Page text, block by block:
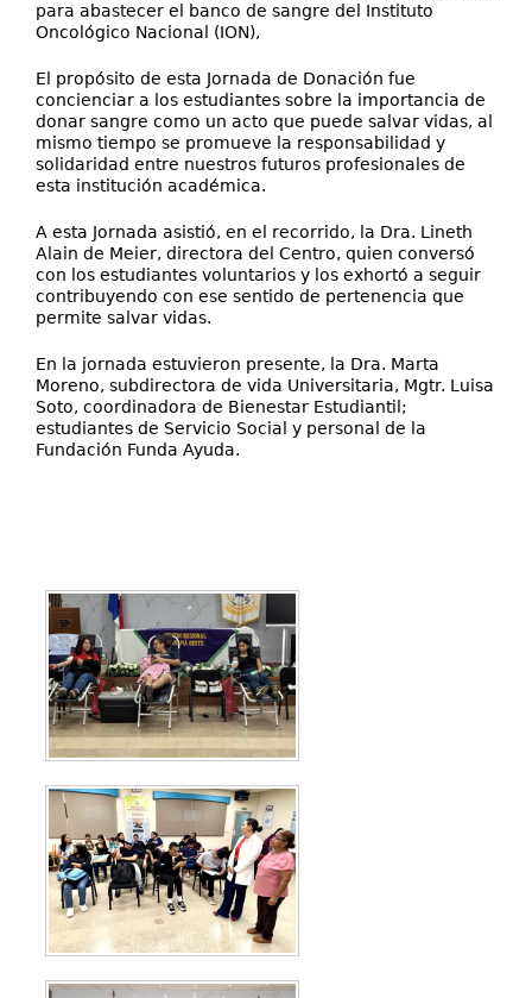
para abastecer el banco de sangre del Instituto
Oncológico Nacional (ION),
El propósito de esta Jornada de Donación fue
concienciar a los estudiantes sobre la importancia de
donar sangre como un acto que puede salvar vidas, al
mismo tiempo se promueve la responsabilidad y
solidaridad entre nuestros futuros profesionales de
esta institución académica.
A esta Jornada asistió, en el recorrido, la Dra. Lineth
Alain de Meier, directora del Centro, quien conversó
con los estudiantes voluntarios y los exhortó a seguir
contribuyendo con ese sentido de pertenencia que
permite salvar vidas.
En la jornada estuvieron presente, la Dra. Marta
Moreno, subdirectora de vida Universitaria, Mgtr. Luisa
Soto, coordinadora de Bienestar Estudiantil;
estudiantes de Servicio Social y personal de la
Fundación Funda Ayuda.